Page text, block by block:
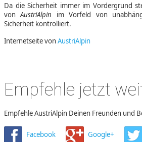
Da die Sicherheit immer im Vordergrund
vonAustriAlpin im Vorfeld von
Sicherheit kontrolliert.
Internetseite von AustriAlpin
Empfehle jetzt
Empfehle AustriAlpin Deinen Freunden und
Facebook Google+